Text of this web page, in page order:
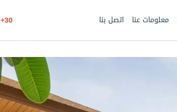
معلومات عنا اتصل بنا 30+